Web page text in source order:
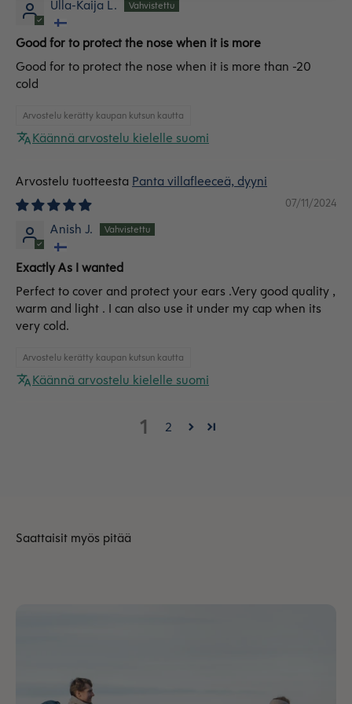
Ulla-Kaija L.
Good for to protect the nose when it is more
Good for to protect the nose when it is more than -20
cold
Arvostelu kerätty kaupan kutsun kautta
Käännä arvostelu kielelle suomi
Panta villafleeceä, dyyni
07/11/2024
Anish J.
Exactly As I wanted
Perfect to cover and protect your ears .Very good quality ,
warm and light . I can also use it under my cap when its
very cold.
Arvostelu kerätty kaupan kutsun kautta
Käännä arvostelu kielelle suomi
1 2